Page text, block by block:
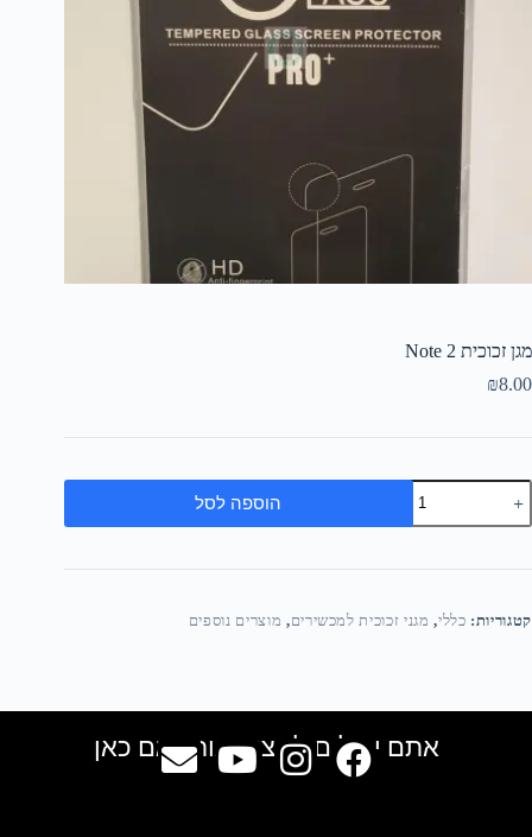
מגן זכוכית Note 2
₪8.00
הוספה לסל
קטגוריות: כללי, מגני זכוכית למכשירים, מוצרים נוספים
אתם יכולים למצוא אותנו גם כאן